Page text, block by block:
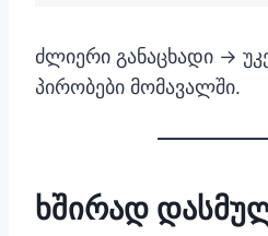
ძლიერი განაცხადი →
პირობები მომავალში.
ხშირად